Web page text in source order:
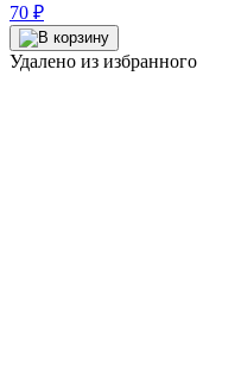
70 ₽
Удалено из избранного